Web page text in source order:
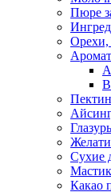
Пюре
Орехи,
Сухие
Какао